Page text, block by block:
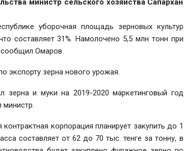
министр сельского хозяйства Сапархан
уборочная площадь зерновых культур
составляет 31%. Намолочено 5,5 млн тонн при
сообщил Омаров.
экспорту зерна нового урожая.
зерна и муки на 2019-2020 маркетинговый год
корпорация планирует закупить до 1
составляет от 62 до 70 тыс. тенге за тонну, в